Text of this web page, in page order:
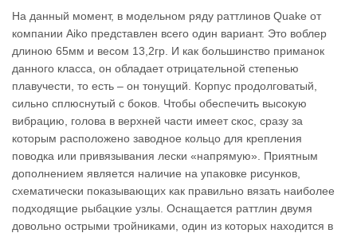
На данный момент, в модельном ряду раттлинов Quake от
компании Aiko представлен всего один вариант. Это воблер
длиною 65мм и весом 13,2гр. И как большинство приманок
данного класса, он обладает отрицательной степенью
плавучести, то есть – он тонущий. Корпус продолговатый,
сильно сплюснутый с боков. Чтобы обеспечить высокую
вибрацию, голова в верхней части имеет скос, сразу за
которым расположено заводное кольцо для крепления
поводка или привязывания лески «напрямую». Приятным
дополнением является наличие на упаковке рисунков,
схематически показывающих как правильно вязать наиболее
подходящие рыбацкие узлы. Оснащается раттлин двумя
довольно острыми тройниками, один из которых находится в